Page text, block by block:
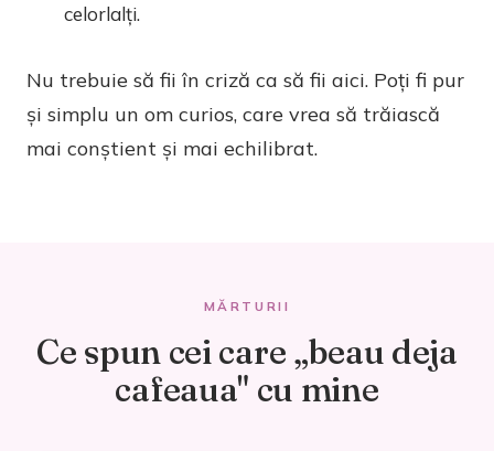
celorlalți.
Nu trebuie să fii în criză ca să fii aici. Poți fi pur
și simplu un om curios, care vrea să trăiască
mai conștient și mai echilibrat.
MĂRTURII
Ce spun cei care „beau deja
cafeaua" cu mine